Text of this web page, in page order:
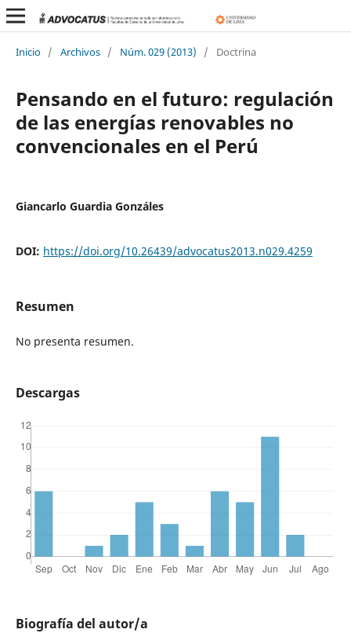
Inicio / Archivos / Núm. 029 (2013) / Doctrina
Pensando en el futuro: regulación
de las energías renovables no
convencionales en el Perú
Giancarlo Guardia Gonzáles
DOI: https://doi.org/10.26439/advocatus2013.n029.4259
Resumen
No presenta resumen.
Descargas
Biografía del autor/a